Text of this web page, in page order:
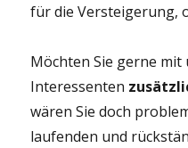
für die Versteigerung,
Möchten Sie gerne
Interessenten
wären Sie doch
laufenden und